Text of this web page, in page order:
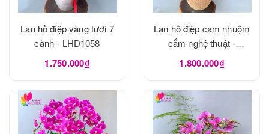
Lan hồ điệp vàng tươi 7
cành - LHD1058
1.750.000₫
Lan hồ điệp cam nhuộm
cắm nghệ thuật -
LHD1056
1.800.000₫